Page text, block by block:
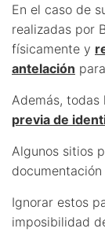
En el caso de
realizadas por
físicamente y
antelación
Además, todas
previa de
Algunos sitios
Ignorar estos
imposibilidad